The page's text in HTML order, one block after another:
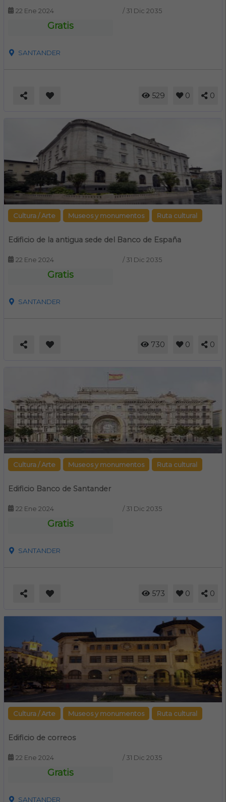
22 Ene 2024 / 31 Dic 2035
Gratis
SANTANDER
529 0 0
Cultura / Arte Museos y monumentos Ruta cultural
Edificio de la antigua sede del Banco de España
22 Ene 2024 / 31 Dic 2035
Gratis
SANTANDER
730 0 0
Cultura / Arte Museos y monumentos Ruta cultural
Edificio Banco de Santander
22 Ene 2024 / 31 Dic 2035
Gratis
SANTANDER
573 0 0
Cultura / Arte Museos y monumentos Ruta cultural
Edificio de correos
22 Ene 2024 / 31 Dic 2035
Gratis
SANTANDER